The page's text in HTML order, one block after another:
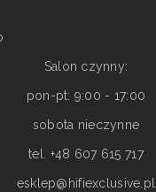
Salon czynny:
pon-pt: 9:00 - 17:00
sobota nieczynne
tel. +48 607 615 717
esklep@hifiexclusive.pl